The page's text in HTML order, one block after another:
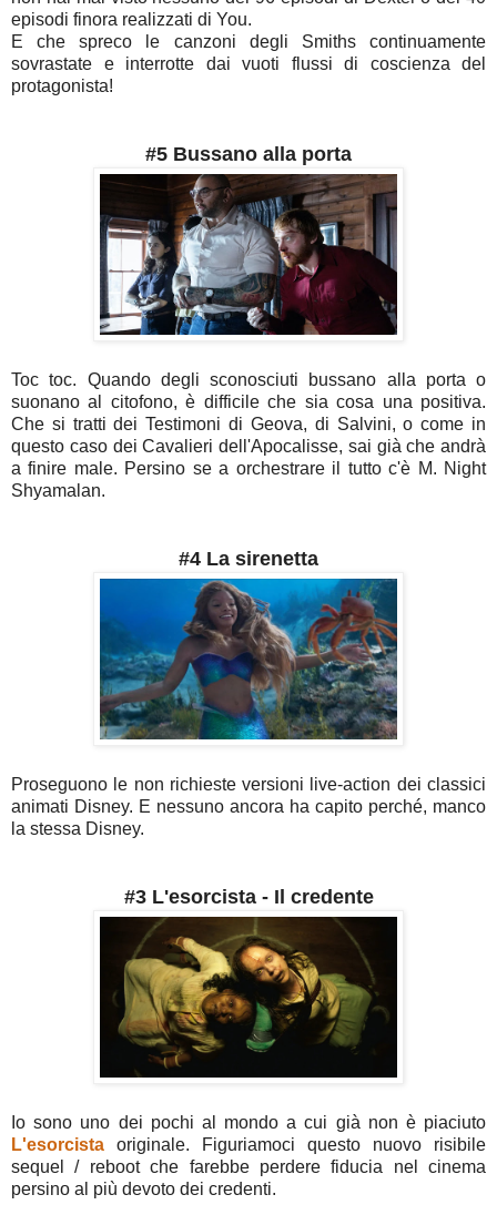
episodi finora realizzati di You.
E che spreco le canzoni degli Smiths continuamente
sovrastate e interrotte dai vuoti flussi di coscienza del
protagonista!
#5 Bussano alla porta
Toc toc. Quando degli sconosciuti bussano alla porta o
suonano al citofono, è difficile che sia cosa una positiva.
Che si tratti dei Testimoni di Geova, di Salvini, o come in
questo caso dei Cavalieri dell'Apocalisse, sai già che andrà
a finire male. Persino se a orchestrare il tutto c'è M. Night
Shyamalan.
#4 La sirenetta
Proseguono le non richieste versioni live-action dei classici
animati Disney. E nessuno ancora ha capito perché, manco
la stessa Disney.
#3 L'esorcista - Il credente
Io sono uno dei pochi al mondo a cui già non è piaciuto
L'esorcista originale. Figuriamoci questo nuovo risibile
sequel / reboot che farebbe perdere fiducia nel cinema
persino al più devoto dei credenti.